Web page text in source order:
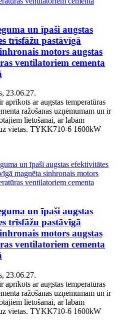
un īpaši augstas
trīsfāžu pastāvīgā
motors augstas
ventilatoriem cementa
23.06.27.
aprīkots ar augstas temperatūras
ražošanas uzņēmumam un ir
lietošanai, ar labām
vietas. TYKK710-6 1600kW
un īpaši augstas
trīsfāžu pastāvīgā
motors augstas
ventilatoriem cementa
23.06.27.
aprīkots ar augstas temperatūras
ražošanas uzņēmumam un ir
lietošanai, ar labām
vietas. TYKK710-6 1600kW